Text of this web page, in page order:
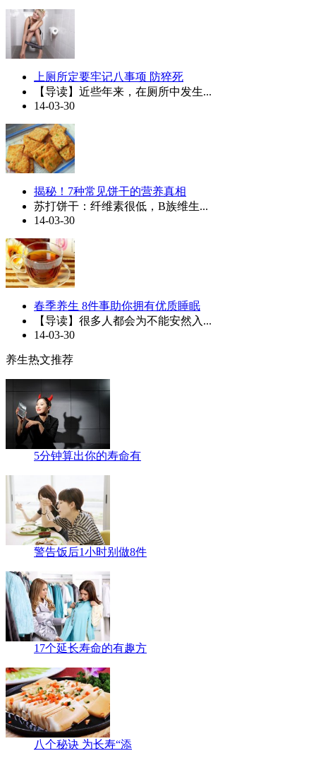
上厕所定要牢记八事项 防猝死
【导读】近些年来，在厕所中发生...
14-03-30
揭秘！7种常见饼干的营养真相
苏打饼干：纤维素很低，B族维生...
14-03-30
春季养生 8件事助你拥有优质睡眠
【导读】很多人都会为不能安然入...
14-03-30
养生热文推荐
5分钟算出你的寿命有
警告饭后1小时别做8件
17个延长寿命的有趣方
八个秘诀 为长寿“添